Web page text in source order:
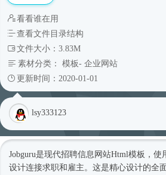
看看谁在用
查看文件目录结构
文件大小：3.83M
素材分类： 模板- 企业网站
更新时间：2020-01-01
lsy333123
Jobguru是现代招聘信息网站Html模板 ，使
设计连接求职和雇主。这是精心设计的全